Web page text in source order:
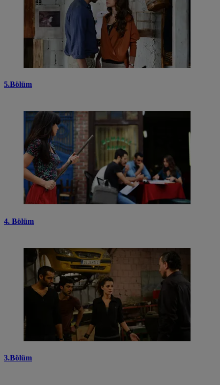
5.Bölüm
4. Bölüm
3.Bölüm